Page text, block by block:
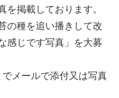
を掲載しております。
の種を追い播きして改
感じです写真」を大募
メールで添付又は写真